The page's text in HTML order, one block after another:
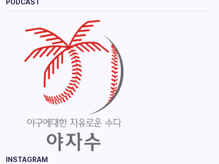
PODCAST
INSTAGRAM